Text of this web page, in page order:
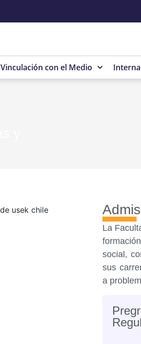
Vinculación con el Medio
La
social,
sus
a